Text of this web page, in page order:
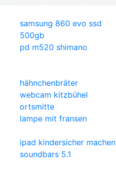
samsung 860 evo ssd
500gb
pd m520 shimano
hähnchenbräter
webcam kitzbühel
ortsmitte
lampe mit fransen
ipad kindersicher machen
soundbars 5.1